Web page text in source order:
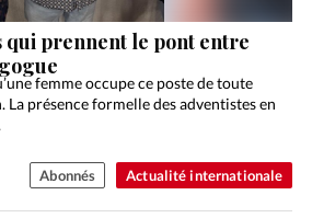
Actualité internationale
qui prennent le pont entre
femme occupe ce poste de toute
La présence formelle des adventistes en
Abonnés